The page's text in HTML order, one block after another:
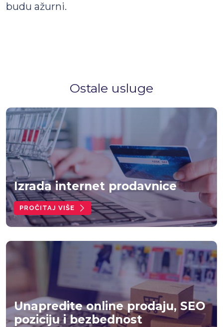
budu ažurni.
Ostale usluge
Izrada internet prodavnice
PROČITAJ VIŠE
Unapredite online prodaju, SEO
poziciju i bezbednost